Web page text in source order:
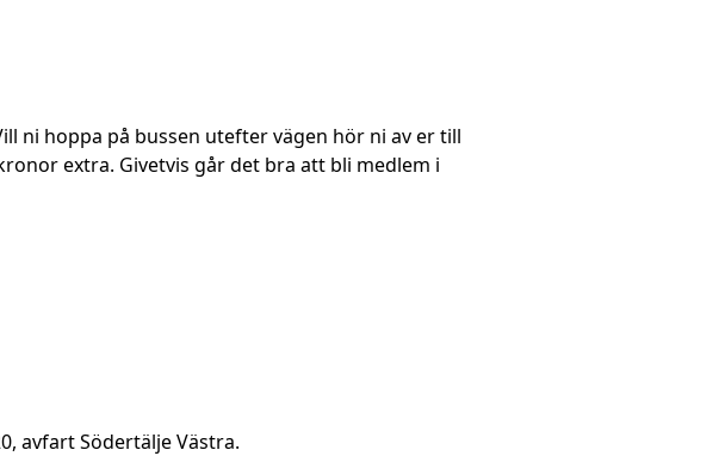
ni hoppa på bussen utefter vägen hör ni av er till
extra. Givetvis går det bra att bli medlem i
avfart Södertälje Västra.